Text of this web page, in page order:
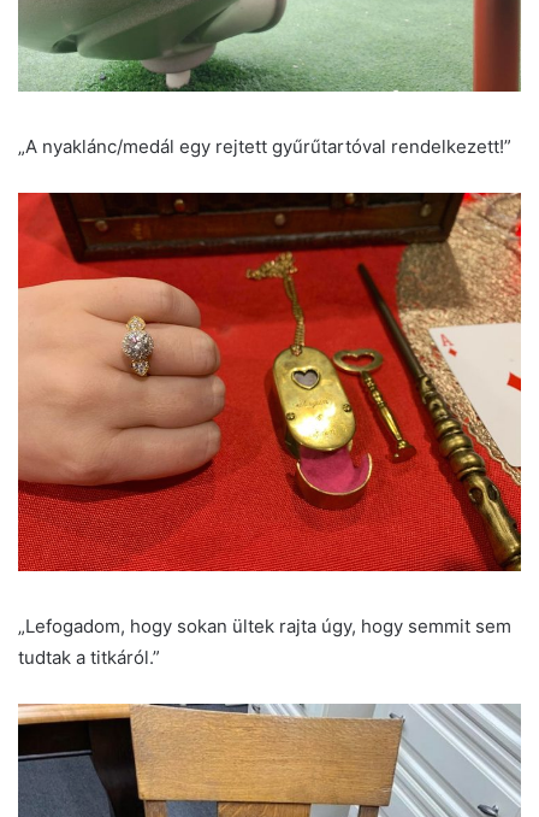
„A nyaklánc/medál egy rejtett gyűrűtartóval rendelkezett!”
„Lefogadom, hogy sokan ültek rajta úgy, hogy semmit sem
tudtak a titkáról.”